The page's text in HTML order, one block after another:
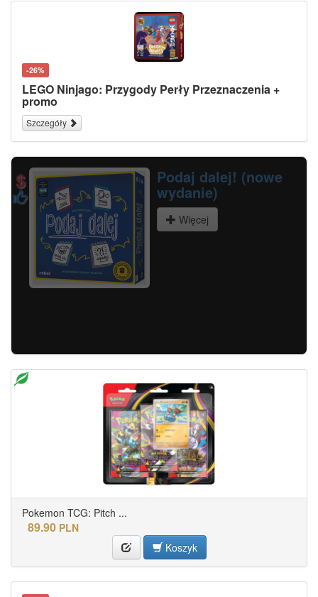
-26%
LEGO Ninjago: Przygody Perły Przeznaczenia +
promo
Szczegóły
Podaj dalej! (nowe wydanie)
Więcej
Pokemon TCG: Pitch ...
89.90 PLN
Koszyk